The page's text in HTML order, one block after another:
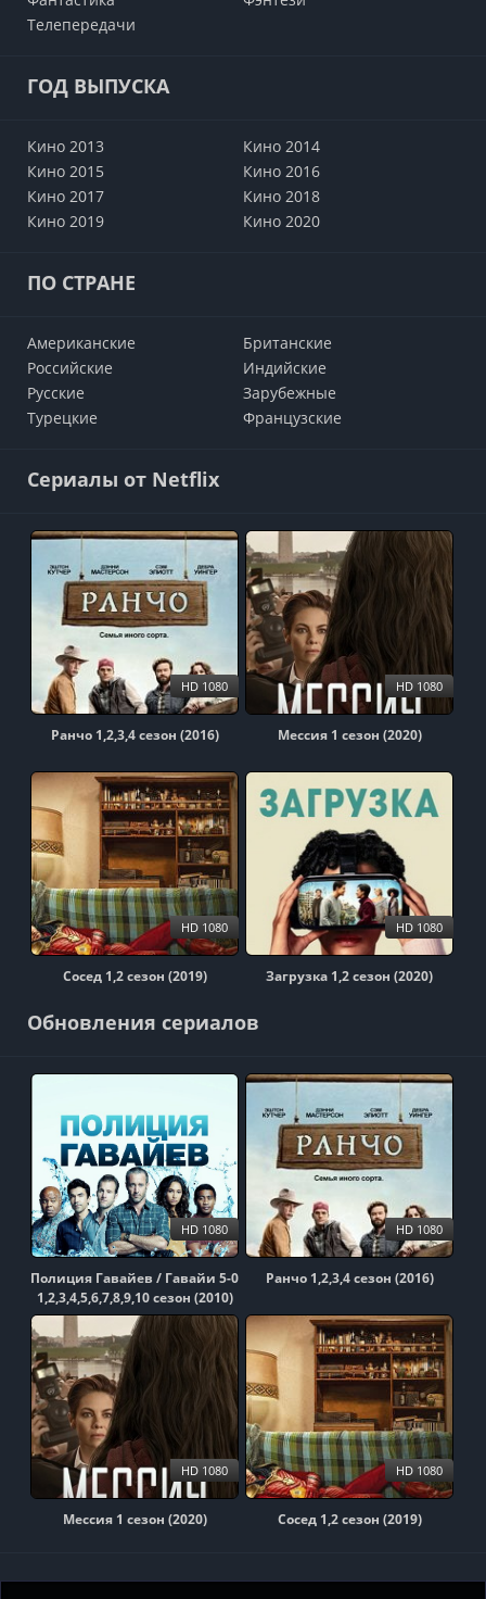
Телепередачи
ГОД ВЫПУСКА
Кино 2013
Кино 2014
Кино 2015
Кино 2016
Кино 2017
Кино 2018
Кино 2019
Кино 2020
ПО СТРАНЕ
Американские
Британские
Российские
Индийские
Русские
Зарубежные
Турецкие
Французские
Сериалы от Netflix
Ранчо 1,2,3,4 сезон (2016)
HD 1080
Мессия 1 сезон (2020)
HD 1080
Сосед 1,2 сезон (2019)
HD 1080
Загрузка 1,2 сезон (2020)
HD 1080
Обновления сериалов
Полиция Гавайев / Гавайи 5-0
1,2,3,4,5,6,7,8,9,10 сезон (2010)
HD 1080
Ранчо 1,2,3,4 сезон (2016)
HD 1080
Мессия 1 сезон (2020)
HD 1080
Сосед 1,2 сезон (2019)
HD 1080